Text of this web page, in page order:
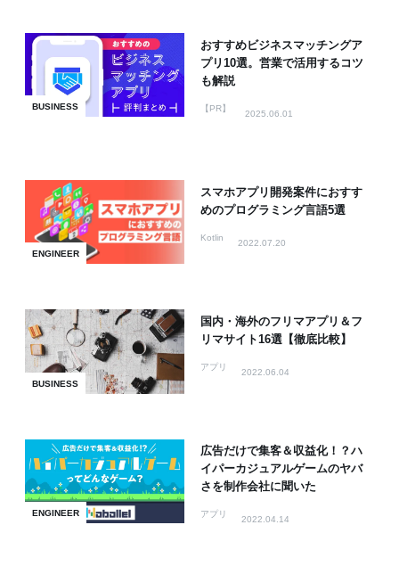
BUSINESS
おすすめビジネスマッチングア
プリ10選。営業で活用するコツ
も解説
【PR】
2025.06.01
ENGINEER
スマホアプリ開発案件におすす
めのプログラミング言語5選
Kotlin
2022.07.20
BUSINESS
国内・海外のフリマアプリ＆フ
リマサイト16選【徹底比較】
アプリ
2022.06.04
ENGINEER
広告だけで集客＆収益化！？ハ
イパーカジュアルゲームのヤバ
さを制作会社に聞いた
アプリ
2022.04.14